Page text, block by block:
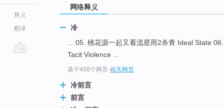
释义
翻译
网络释义
冷
... 05. 桃花源一起又看流星雨2杀青 Ideal State
Tacit Violence ...
基于408个网页-相关网页
冷前言
前言